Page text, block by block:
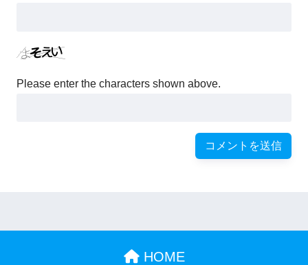
Please enter the characters shown above.
HOME